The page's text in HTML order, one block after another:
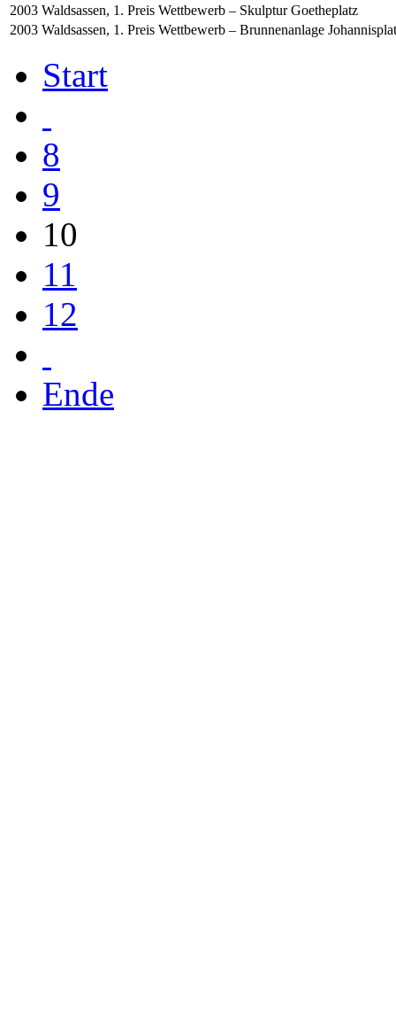
2003 Waldsassen, 1. Preis Wettbewerb – Skulptur Goetheplatz
2003 Waldsassen, 1. Preis Wettbewerb – Brunnenanlage
Start
8
9
10
11
12
Ende